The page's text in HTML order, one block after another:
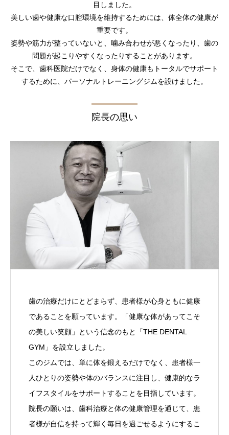
目しました。
美しい歯や健康な口腔環境を維持するためには、体全体の健康が
重要です。
姿勢や筋力が整っていないと、噛み合わせが悪くなったり、歯の
問題が起こりやすくなったりすることがあります。
そこで、歯科医院だけでなく、身体の健康もトータルでサポート
するために、パーソナルトレーニングジムを設けました。
院長の思い
歯の治療だけにとどまらず、患者様が心身ともに健康
であることを願っています。「健康な体があってこそ
の美しい笑顔」という信念のもと「THE DENTAL
GYM」を設立しました。
このジムでは、単に体を鍛えるだけでなく、患者様一
人ひとりの姿勢や体のバランスに注目し、健康的なラ
イフスタイルをサポートすることを目指しています。
院長の願いは、歯科治療と体の健康管理を通じて、患
者様が自信を持って輝く毎日を過ごせるようにするこ